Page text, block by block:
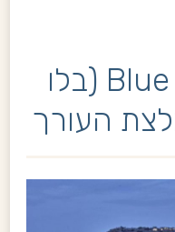
מלון Blue Palace (בלו
העורך